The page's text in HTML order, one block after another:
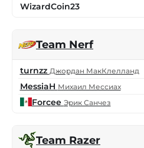
WizardCoin23
Team Nerf
turnzz Джордан МакКлелланд
MessiaH Михаил Мессиах
Forcee Эрик Санчез
Team Razer